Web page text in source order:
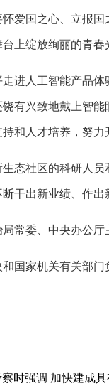
爱国之心、立报
上绽放绚丽的青春
人工智能产品体
有兴致地戴上智
和人才培养，努力
社区的科研人员
干出新业绩、作出
委、中央办公厅
家机关有关部门